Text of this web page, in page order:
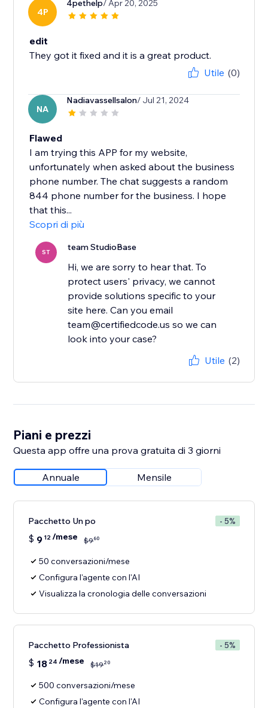
4P
4pethelp/ Apr 20, 2025
edit
They got it fixed and it is a great product.
Utile (0)
NA
Nadiavassellsalon/ Jul 21, 2024
Flawed
I am trying this APP for my website,
unfortunately when asked about the business
phone number. The chat suggests a random
844 phone number for the business. I hope
that this...
Scopri di più
ST team StudioBase
Hi, we are sorry to hear that. To
protect users' privacy, we cannot
provide solutions specific to your
site here. Can you email
team@certifiedcode.us so we can
look into your case?
Utile (2)
Piani e prezzi
Questa app offre una prova gratuita di 3 giorni
Annuale Mensile
Pacchetto Un po - 5%
$ 9 12/mese $960
50 conversazioni/mese
Configura l'agente con l'AI
Visualizza la cronologia delle conversazioni
Pacchetto Professionista - 5%
$ 18 24 /mese $1920
500 conversazioni/mese
Configura l'agente con l'AI